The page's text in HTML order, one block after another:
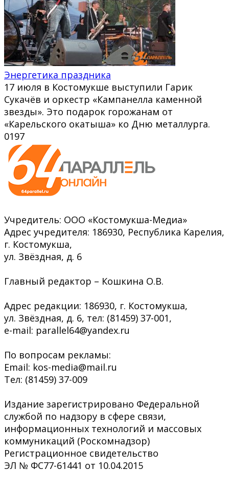
Энергетика праздника
17 июля в Костомукше выступили Гарик
Сукачёв и оркестр «Кампанелла каменной
звезды». Это подарок горожанам от
«Карельского окатыша» ко Дню металлурга.
0197
Учредитель: ООО «Костомукша-Медиа»
Адрес учредителя: 186930, Республика Карелия,
г. Костомукша,
ул. Звёздная, д. 6
Главный редактор – Кошкина О.В.
Адрес редакции: 186930, г. Костомукша,
ул. Звёздная, д. 6, тел: (81459) 37-001,
e-mail: parallel64@yandex.ru
По вопросам рекламы:
Email: kos-media@mail.ru
Тел: (81459) 37-009
Издание зарегистрировано Федеральной
службой по надзору в сфере связи,
информационных технологий и массовых
коммуникаций (Роскомнадзор)
Регистрационное свидетельство
ЭЛ № ФС77-61441 от 10.04.2015